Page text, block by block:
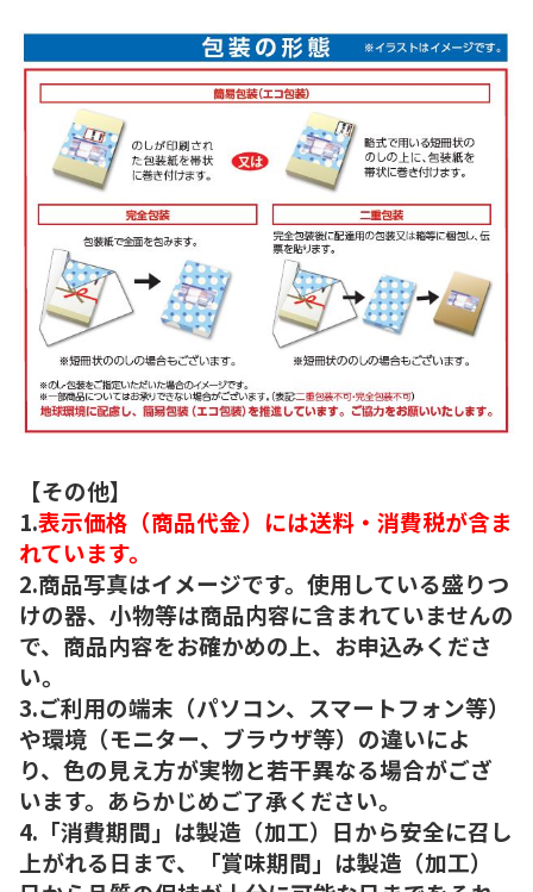
【その他】
1.表示価格（商品代金）には送料・消費税が含ま
れています。
2.商品写真はイメージです。使用している盛りつ
けの器、小物等は商品内容に含まれていませんの
で、商品内容をお確かめの上、お申込みくださ
い。
3.ご利用の端末（パソコン、スマートフォン等）
や環境（モニター、ブラウザ等）の違いによ
り、色の見え方が実物と若干異なる場合がござ
います。あらかじめご了承ください。
4.「消費期間」は製造（加工）日から安全に召し
上がれる日まで、「賞味期間」は製造（加工）